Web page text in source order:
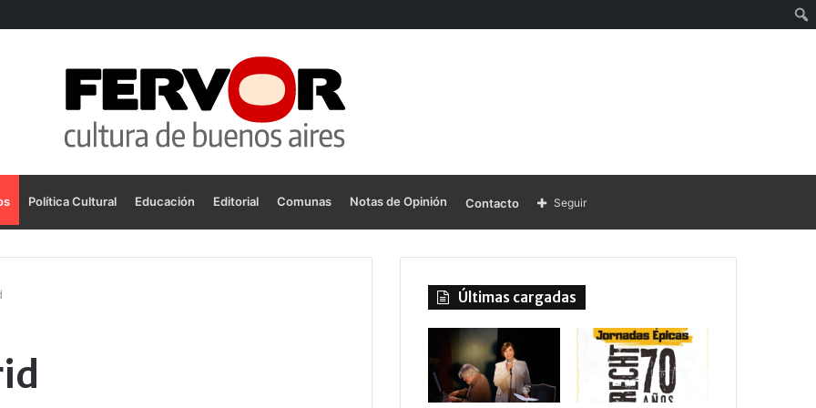
Política Cultural Educación Editorial Comunas Notas de Opinión Contacto Seguir
Últimas cargadas